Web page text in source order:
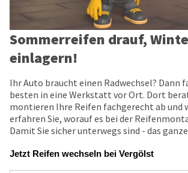
Sommerreifen drauf,
einlagern!
Ihr Auto braucht einen Radwechsel? Dann
besten in eine Werkstatt vor Ort. Dort
montieren Ihre Reifen fachgerecht ab und
erfahren Sie, worauf es bei der
Damit Sie sicher unterwegs sind - das
Jetzt Reifen wechseln bei Vergölst